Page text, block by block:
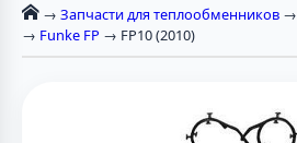
→ Запчасти для теплообменников →
→ Funke FP → FP10 (2010)